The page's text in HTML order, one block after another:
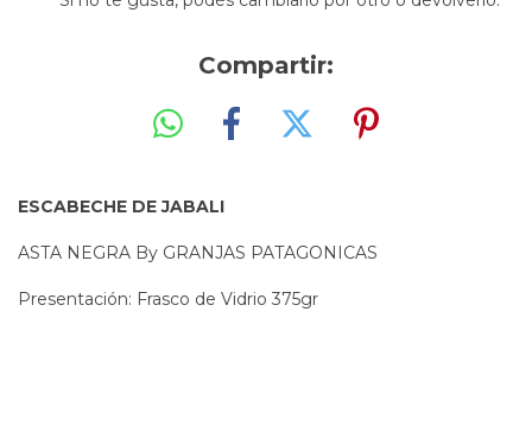
Compartir:
ESCABECHE DE JABALI
ASTA NEGRA By GRANJAS PATAGONICAS
Presentación: Frasco de Vidrio 375gr